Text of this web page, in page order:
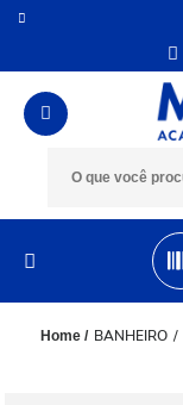
BANHEIRO